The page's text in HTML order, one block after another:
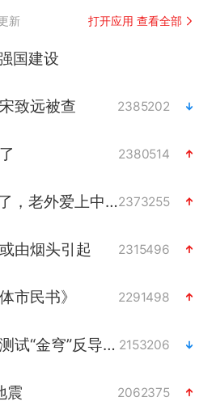
新 打开应用 查看全部
国建设
致远被查 2385202
2380514
“China Cool”火了，老外爱上中国避暑游2373255
由烟头引起 2315496
市民书》 2291498
美拟年底前首次测试“金穹”反导系统 2153206
震 2062375